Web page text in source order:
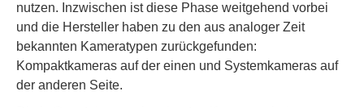
nutzen. Inzwischen ist diese Phase weitgehend vorbei
und die Hersteller haben zu den aus analoger Zeit
bekannten Kameratypen zurückgefunden:
Kompaktkameras auf der einen und Systemkameras auf
der anderen Seite.